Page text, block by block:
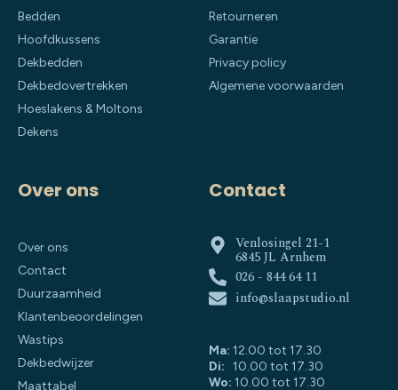
Bedden
Hoofdkussens
Dekbedden
Dekbedovertrekken
Hoeslakens & Moltons
Dekens
Retourneren
Garantie
Privacy policy
Algemene voorwaarden
Over ons
Over ons
Contact
Duurzaamheid
Klantenbeoordelingen
Wastips
Dekbedwijzer
Maattabel
Contact
Venlosingel 21-1
6845 JL Arnhem
026 - 844 64 11
info@slaapstudio.nl
Ma: 12.00 tot 17.30
Di: 10.00 tot 17.30
Wo: 10.00 tot 17.30